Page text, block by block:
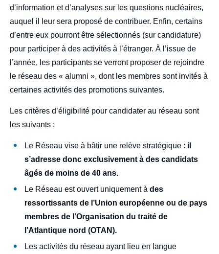
d’information et d’analyses sur les questions nucléaires,
auquel il leur sera proposé de contribuer. Enfin, certains
d’entre eux pourront être sélectionnés (sur candidature)
pour participer à des activités à l’étranger. À l’issue de
l’année, les participants se verront proposer de rejoindre
le réseau des « alumni », dont les membres sont invités à
certaines activités des promotions suivantes.
Les critères d’éligibilité pour candidater au réseau sont
les suivants :
Le Réseau vise à bâtir une relève stratégique : il
s’adresse donc exclusivement à des candidats
âgés de moins de 40 ans.
Le Réseau est ouvert uniquement à des
ressortissants de l’Union européenne ou de pays
membres de l’Organisation du traité de
l’Atlantique nord (OTAN).
Les activités du réseau ayant lieu en langue